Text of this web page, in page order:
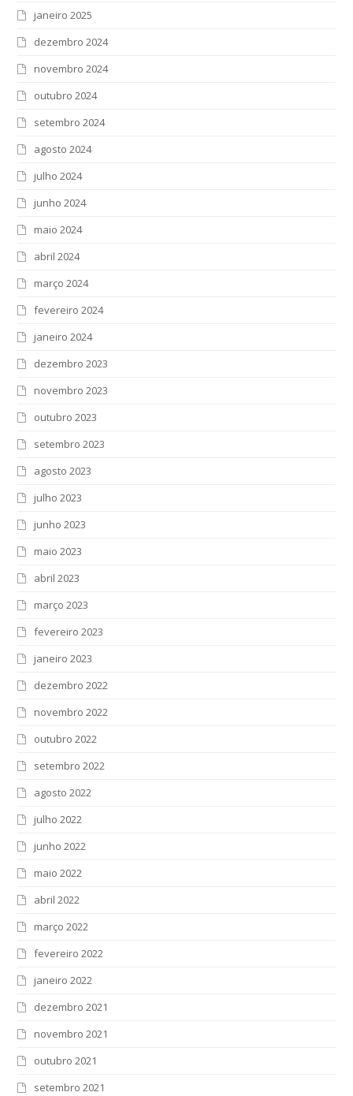
janeiro 2025
dezembro 2024
novembro 2024
outubro 2024
setembro 2024
agosto 2024
julho 2024
junho 2024
maio 2024
abril 2024
março 2024
fevereiro 2024
janeiro 2024
dezembro 2023
novembro 2023
outubro 2023
setembro 2023
agosto 2023
julho 2023
junho 2023
maio 2023
abril 2023
março 2023
fevereiro 2023
janeiro 2023
dezembro 2022
novembro 2022
outubro 2022
setembro 2022
agosto 2022
julho 2022
junho 2022
maio 2022
abril 2022
março 2022
fevereiro 2022
janeiro 2022
dezembro 2021
novembro 2021
outubro 2021
setembro 2021